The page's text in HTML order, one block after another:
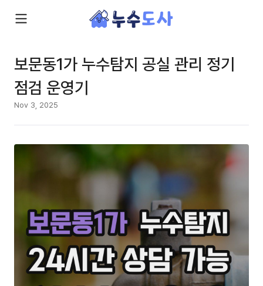
보문동1가 누수탐지 공실 관리 정기
점검 운영기
Nov 3, 2025